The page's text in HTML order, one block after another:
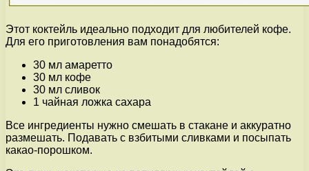
Этот коктейль идеально подходит для любителей кофе.
Для его приготовления вам понадобятся:
30 мл амаретто
30 мл кофе
30 мл сливок
1 чайная ложка сахара
Все ингредиенты нужно смешать в стакане и аккуратно
размешать. Подавать с взбитыми сливками и посыпать
какао-порошком.